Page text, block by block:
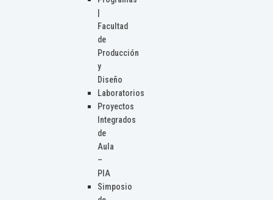
Facultad
de
Producción
y
Diseño
Laboratorios
Proyectos
Integrados
de
Aula
–
PIA
Simposio